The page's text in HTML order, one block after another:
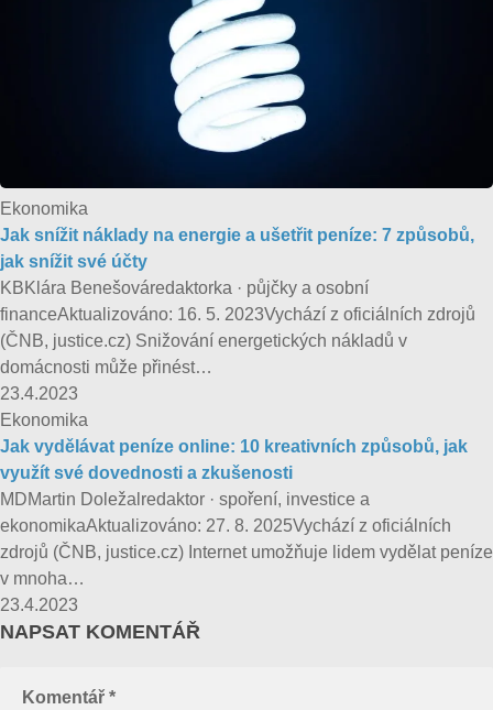
Ekonomika
Jak snížit náklady na energie a ušetřit peníze: 7 způsobů,
jak snížit své účty
KBKlára Benešováredaktorka · půjčky a osobní
financeAktualizováno: 16. 5. 2023Vychází z oficiálních zdrojů
(ČNB, justice.cz) Snižování energetických nákladů v
domácnosti může přinést…
23.4.2023
Ekonomika
Jak vydělávat peníze online: 10 kreativních způsobů, jak
využít své dovednosti a zkušenosti
MDMartin Doležalredaktor · spoření, investice a
ekonomikaAktualizováno: 27. 8. 2025Vychází z oficiálních
zdrojů (ČNB, justice.cz) Internet umožňuje lidem vydělat peníze
v mnoha…
23.4.2023
NAPSAT KOMENTÁŘ
Komentář *